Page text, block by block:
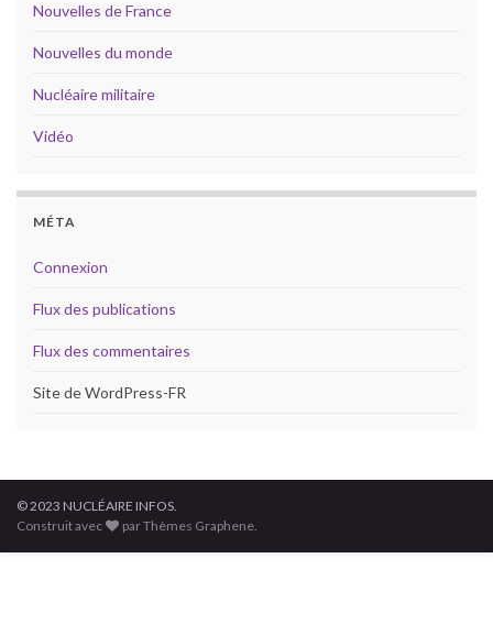
Nouvelles de France
Nouvelles du monde
Nucléaire militaire
Vidéo
MÉTA
Connexion
Flux des publications
Flux des commentaires
Site de WordPress-FR
© 2023 NUCLÉAIRE INFOS.
Construit avec
par Thèmes Graphene.